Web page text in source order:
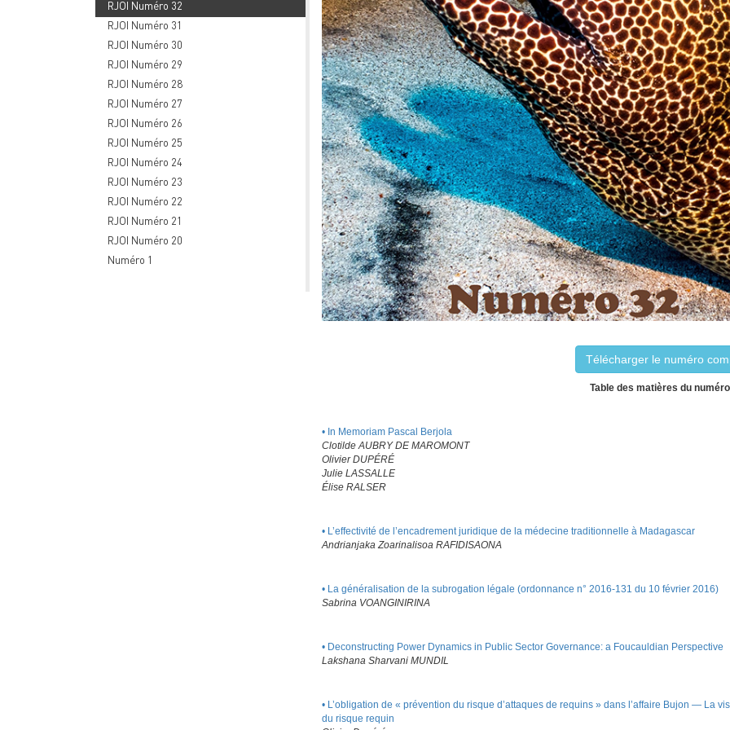
RJOI Numéro 32
RJOI Numéro 31
RJOI Numéro 30
RJOI Numéro 29
RJOI Numéro 28
RJOI Numéro 27
RJOI Numéro 26
RJOI Numéro 25
RJOI Numéro 24
RJOI Numéro 23
RJOI Numéro 22
RJOI Numéro 21
RJOI Numéro 20
Numéro 1
Télécharger le numéro
Table des matières du
• In Memoriam Pascal Berjola
Clotilde AUBRY DE MAROMONT
Olivier DUPÉRÉ
Julie LASSALLE
Élise RALSER
• L’effectivité de l’encadrement juridique de la médecine traditionnelle à Madagascar
Andrianjaka Zoarinalisoa RAFIDISAONA
• La généralisation de la subrogation légale (ordonnance n° 2016-131 du 10 février 2016)
Sabrina VOANGINIRINA
• Deconstructing Power Dynamics in Public Sector Governance: a Foucauldian Perspective
Lakshana Sharvani MUNDIL
• L’obligation de « prévention du risque d’attaques de requins » dans l’affaire Bujon — La
du risque requin